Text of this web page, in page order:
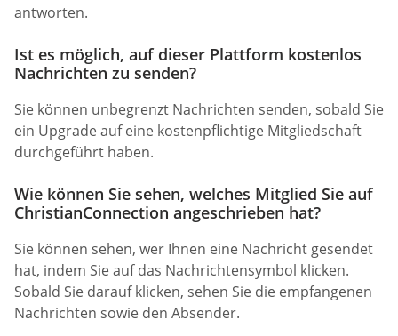
antworten.
Ist es möglich, auf dieser Plattform kostenlos
Nachrichten zu senden?
Sie können unbegrenzt Nachrichten senden, sobald Sie
ein Upgrade auf eine kostenpflichtige Mitgliedschaft
durchgeführt haben.
Wie können Sie sehen, welches Mitglied Sie auf
ChristianConnection angeschrieben hat?
Sie können sehen, wer Ihnen eine Nachricht gesendet
hat, indem Sie auf das Nachrichtensymbol klicken.
Sobald Sie darauf klicken, sehen Sie die empfangenen
Nachrichten sowie den Absender.